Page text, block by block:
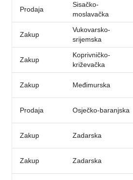
Prodaja
Sisačko-
moslavačka
Zakup
Vukovarsko-
srijemska
Zakup
Koprivničko-
križevačka
Zakup Međimurska
Prodaja Osječko-baranjska
Zakup Zadarska
Zakup Zadarska